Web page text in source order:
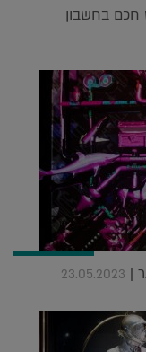
חכם בחשבון
23.05.2023